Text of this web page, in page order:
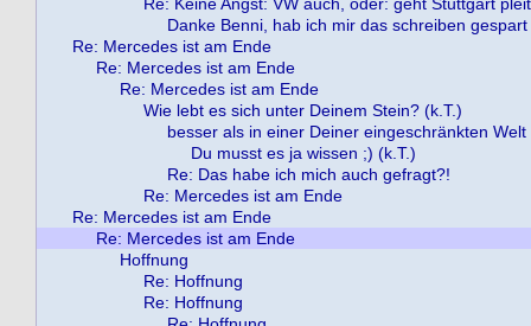
Danke Benni, hab ich mir das schreiben gespart
Re: Mercedes ist am Ende
Re: Mercedes ist am Ende
Re: Mercedes ist am Ende
Wie lebt es sich unter Deinem Stein? (k.T.)
besser als in einer Deiner eingeschränkten Welt
Du musst es ja wissen ;) (k.T.)
Re: Das habe ich mich auch gefragt?!
Re: Mercedes ist am Ende
Re: Mercedes ist am Ende
Re: Mercedes ist am Ende
Hoffnung
Re: Hoffnung
Re: Hoffnung